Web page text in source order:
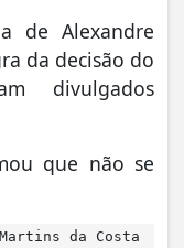
de Alexandre
da decisão do
divulgados
que não se
da Costa